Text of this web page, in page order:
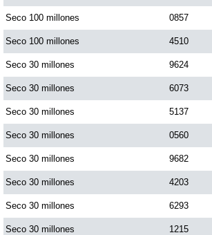
Seco 100 millones 0857
Seco 100 millones 4510
Seco 30 millones 9624
Seco 30 millones 6073
Seco 30 millones 5137
Seco 30 millones 0560
Seco 30 millones 9682
Seco 30 millones 4203
Seco 30 millones 6293
Seco 30 millones 1215